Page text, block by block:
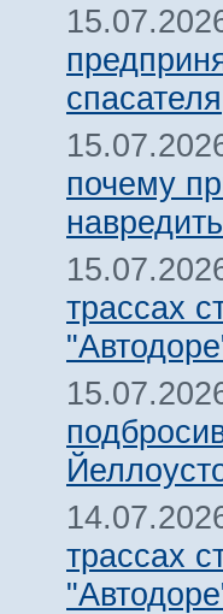
спасателя
почему
трассах
трассах